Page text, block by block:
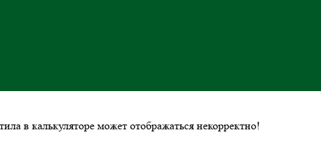
в калькуляторе может отображаться некорректно!